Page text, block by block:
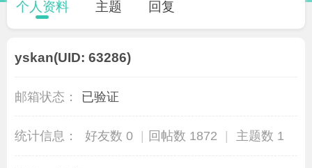
个人资料 主题 回复
yskan(UID: 63286)
邮箱状态： 已验证
统计信息： 好友数 0 回帖数 1872 主题数 1